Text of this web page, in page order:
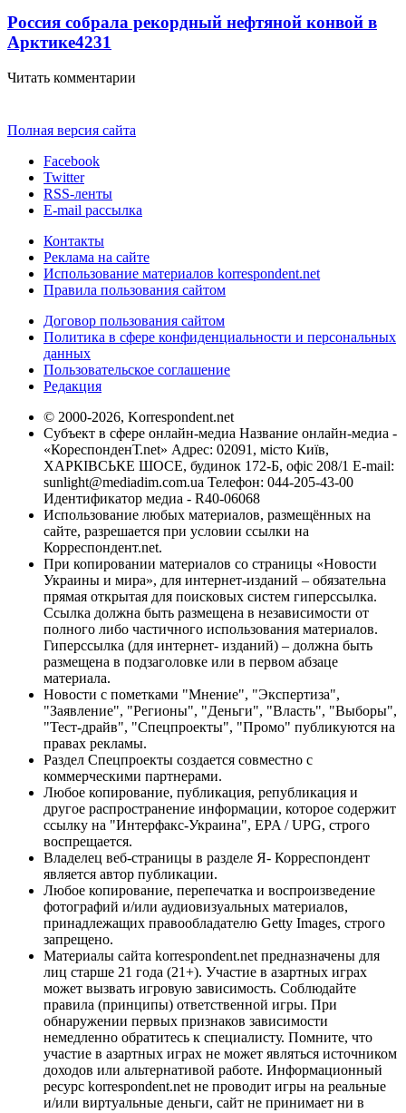
Россия собрала рекордный нефтяной конвой в
Арктике4231
Читать комментарии
Полная версия сайта
Facebook
Twitter
RSS-ленты
E-mail рассылка
Контакты
Реклама на сайте
Использование материалов korrespondent.net
Правила пользования сайтом
Договор пользования сайтом
Политика в сфере конфиденциальности и персональных
данных
Пользовательское соглашение
Редакция
© 2000-2026, Korrespondent.net
Субъект в сфере онлайн-медиа Название онлайн-медиа -
«КореспонденТ.net» Адрес: 02091, місто Київ,
ХАРКІВСЬКЕ ШОСЕ, будинок 172-Б, офіс 208/1 E-mail:
sunlight@mediadim.com.ua Телефон: 044-205-43-00
Идентификатор медиа - R40-06068
Использование любых материалов, размещённых на
сайте, разрешается при условии ссылки на
Корреспондент.net.
При копировании материалов со страницы «Новости
Украины и мира», для интернет-изданий – обязательна
прямая открытая для поисковых систем гиперссылка.
Ссылка должна быть размещена в независимости от
полного либо частичного использования материалов.
Гиперссылка (для интернет- изданий) – должна быть
размещена в подзаголовке или в первом абзаце
материала.
Новости с пометками "Мнение", "Экспертиза",
"Заявление", "Регионы", "Деньги", "Власть", "Выборы",
"Тест-драйв", "Спецпроекты", "Промо" публикуются на
правах рекламы.
Раздел Спецпроекты создается совместно с
коммерческими партнерами.
Любое копирование, публикация, републикация и
другое распространение информации, которое содержит
ссылку на "Интерфакс-Украина", EPA / UPG, строго
воспрещается.
Владелец веб-страницы в разделе Я- Корреспондент
является автор публикации.
Любое копирование, перепечатка и воспроизведение
фотографий и/или аудиовизуальных материалов,
принадлежащих правообладателю Getty Images, строго
запрещено.
Материалы сайта korrespondent.net предназначены для
лиц старше 21 года (21+). Участие в азартных играх
может вызвать игровую зависимость. Соблюдайте
правила (принципы) ответственной игры. При
обнаружении первых признаков зависимости
немедленно обратитесь к специалисту. Помните, что
участие в азартных играх не может являться источником
доходов или альтернативой работе. Информационный
ресурс korrespondent.net не проводит игры на реальные
и/или виртуальные деньги, сайт не принимает ни в